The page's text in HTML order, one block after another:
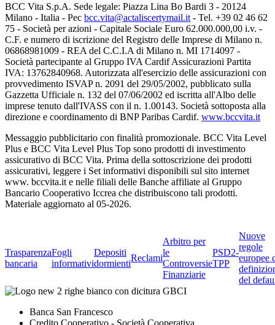
BCC Vita S.p.A. Sede legale: Piazza Lina Bo Bardi 3 - 20124
Milano - Italia - Pec bcc.vita@actaliscertymail.it - Tel. +39 02 46 62
75 - Società per azioni - Capitale Sociale Euro 62.000.000,00 i.v. -
C.F. e numero di iscrizione del Registro delle Imprese di Milano n.
06868981009 - REA del C.C.I.A di Milano n. MI 1714097 -
Società partecipante al Gruppo IVA Cardif Assicurazioni Partita
IVA: 13762840968. Autorizzata all'esercizio delle assicurazioni con
provvedimento ISVAP n. 2091 del 29/05/2002, pubblicato sulla
Gazzetta Ufficiale n. 132 del 07/06/2002 ed iscritta all'Albo delle
imprese tenuto dall'IVASS con il n. 1.00143. Società sottoposta alla
direzione e coordinamento di BNP Paribas Cardif. www.bccvita.it
Messaggio pubblicitario con finalità promozionale. BCC Vita Level
Plus e BCC Vita Level Plus Top sono prodotti di investimento
assicurativo di BCC Vita. Prima della sottoscrizione dei prodotti
assicurativi, leggere i Set informativi disponibili sul sito internet
www. bccvita.it e nelle filiali delle Banche affiliate al Gruppo
Bancario Cooperativo Iccrea che distribuiscono tali prodotti.
Materiale aggiornato al 05-2026.
Trasparenza
bancaria
Fogli
informativi
Depositi
dormienti
Reclami
Arbitro per
le
Controversie
Finanziarie
PSD2-
TPP
Nuove
regole
europee
del
Banca San Francesco
Credito Cooperativo - Società Cooperativa